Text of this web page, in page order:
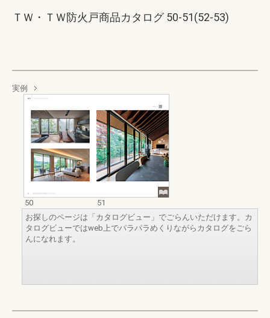
ＴＷ・ＴＷ防火戸商品カタログ 50-51(52-53)
実例
50
51
お探しのページは「カタログビュー」でごらんいただけます。カ
タログビューではweb上でパラパラめくりながらカタログをごら
んになれます。